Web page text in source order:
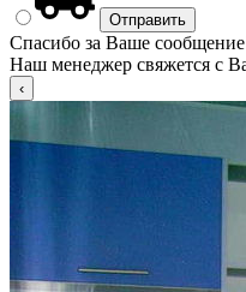
Спасибо за Ваше
Наш менеджер свяжется с